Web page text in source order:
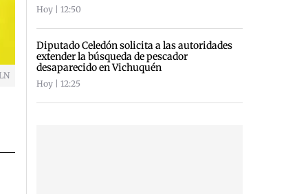
Hoy | 12:50
Diputado Celedón solicita a las autoridades
extender la búsqueda de pescador
desaparecido en Vichuquén
Hoy | 12:25